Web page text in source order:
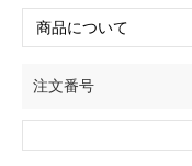
注文番号